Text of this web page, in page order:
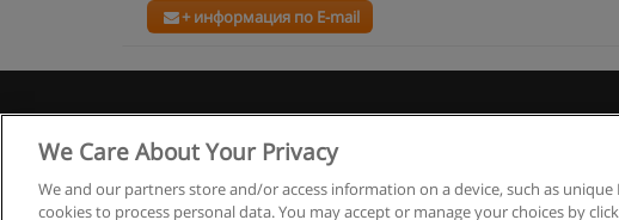
+ информация по E-mail
We Care About Your Privacy
We and our partners store and/or access information on a device, such as unique
cookies to process personal data. You may accept or manage your choices by